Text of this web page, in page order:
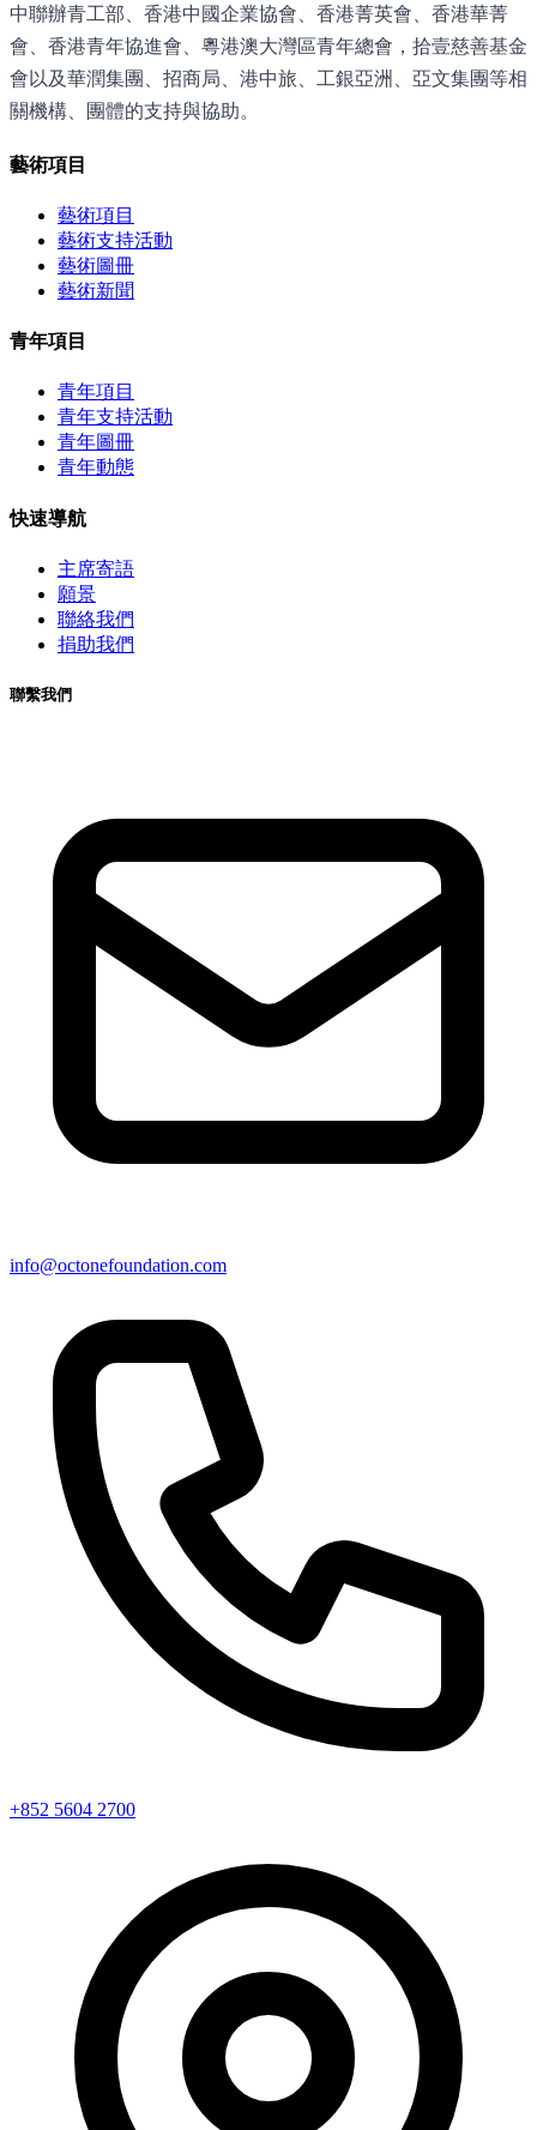
中聯辦青工部、香港中國企業協會、香港菁英會、香港華菁
會、香港青年協進會、粵港澳大灣區青年總會，拾壹慈善基金
會以及華潤集團、招商局、港中旅、工銀亞洲、亞文集團等相
關機構、團體的支持與協助。
藝術項目
藝術項目
藝術支持活動
藝術圖冊
藝術新聞
青年項目
青年項目
青年支持活動
青年圖冊
青年動態
快速導航
主席寄語
願景
聯絡我們
捐助我們
聯繫我們
info@octonefoundation.com
+852 5604 2700